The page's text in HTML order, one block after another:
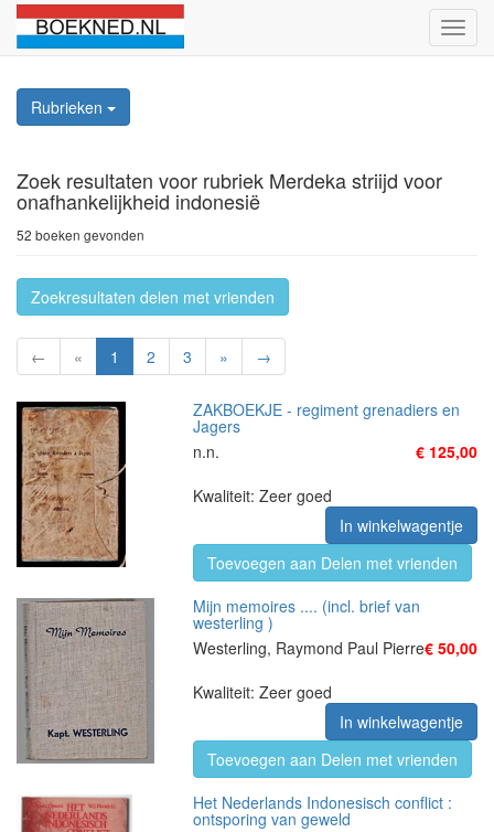
Rubrieken
Zoek resultaten voor rubriek Merdeka striijd voor
onafhankelijkheid indonesië
52 boeken gevonden
Zoekresultaten delen met vrienden
← « 1 2 3 » →
ZAKBOEKJE - regiment grenadiers en
Jagers
n.n.
€ 125,00
Kwaliteit: Zeer goed
In winkelwagentje
Toevoegen aan Delen met vrienden
Mijn memoires .... (incl. brief van
westerling )
Westerling, Raymond Paul Pierre€ 50,00
Kwaliteit: Zeer goed
In winkelwagentje
Toevoegen aan Delen met vrienden
Het Nederlands Indonesisch conflict :
ontsporing van geweld